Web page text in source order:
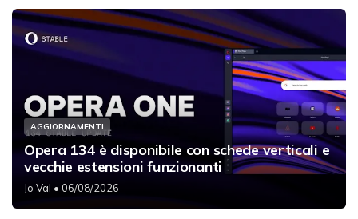
AGGIORNAMENTI
Opera 134 è disponibile con schede verticali e
vecchie estensioni funzionanti
Jo Val • 06/08/2026